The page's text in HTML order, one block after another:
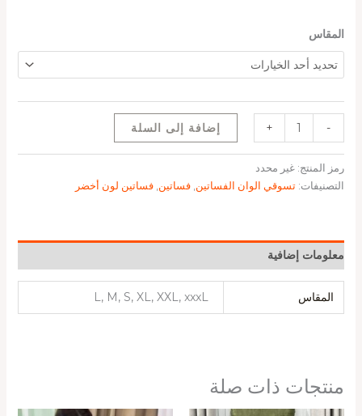
المقاس
-
+ إضافة إلى السلة
رمز المنتج: غير محدد
التصنيفات: تسوقي الوان الفساتين فساتين فساتين لون أخضر
معلومات إضافية
المقاس L, M, S, XL, XXL, xxxL
منتجات ذات صلة